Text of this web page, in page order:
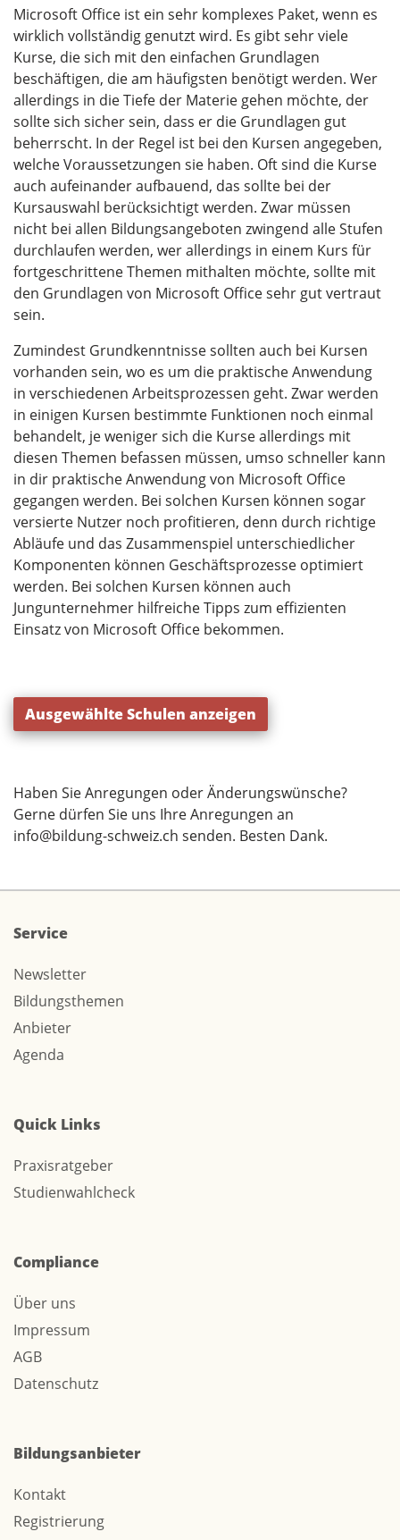
Microsoft Office ist ein sehr komplexes Paket, wenn es
wirklich vollständig genutzt wird. Es gibt sehr viele
Kurse, die sich mit den einfachen Grundlagen
beschäftigen, die am häufigsten benötigt werden. Wer
allerdings in die Tiefe der Materie gehen möchte, der
sollte sich sicher sein, dass er die Grundlagen gut
beherrscht. In der Regel ist bei den Kursen angegeben,
welche Voraussetzungen sie haben. Oft sind die Kurse
auch aufeinander aufbauend, das sollte bei der
Kursauswahl berücksichtigt werden. Zwar müssen
nicht bei allen Bildungsangeboten zwingend alle Stufen
durchlaufen werden, wer allerdings in einem Kurs für
fortgeschrittene Themen mithalten möchte, sollte mit
den Grundlagen von Microsoft Office sehr gut vertraut
sein.
Zumindest Grundkenntnisse sollten auch bei Kursen
vorhanden sein, wo es um die praktische Anwendung
in verschiedenen Arbeitsprozessen geht. Zwar werden
in einigen Kursen bestimmte Funktionen noch einmal
behandelt, je weniger sich die Kurse allerdings mit
diesen Themen befassen müssen, umso schneller kann
in dir praktische Anwendung von Microsoft Office
gegangen werden. Bei solchen Kursen können sogar
versierte Nutzer noch profitieren, denn durch richtige
Abläufe und das Zusammenspiel unterschiedlicher
Komponenten können Geschäftsprozesse optimiert
werden. Bei solchen Kursen können auch
Jungunternehmer hilfreiche Tipps zum effizienten
Einsatz von Microsoft Office bekommen.
Ausgewählte Schulen anzeigen
Haben Sie Anregungen oder Änderungswünsche?
Gerne dürfen Sie uns Ihre Anregungen an
info@bildung-schweiz.ch senden. Besten Dank.
Service
Newsletter
Bildungsthemen
Anbieter
Agenda
Quick Links
Praxisratgeber
Studienwahlcheck
Compliance
Über uns
Impressum
AGB
Datenschutz
Bildungsanbieter
Kontakt
Registrierung